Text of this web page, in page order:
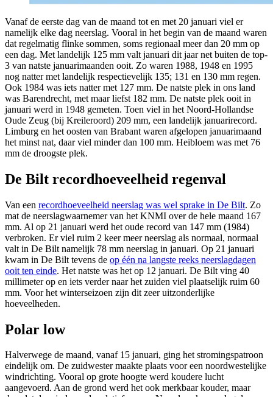
Vanaf de eerste dag van de maand tot en met 20 januari viel er
namelijk elke dag neerslag. Vooral in het begin van de maand waren
dat regelmatig flinke sommen, soms regionaal meer dan 20 mm op
een dag. Met landelijk 125 mm valt januari dit jaar net buiten de top-
3 van natste januarimaanden ooit. Zo waren 1988, 1948 en 1995
nog natter met landelijk respectievelijk 135; 131 en 130 mm regen.
Ook 1984 was iets natter met 127 mm. De natste plek in ons land
was Barendrecht, met maar liefst 182 mm. De natste plek ooit in
januari werd in 1948 gemeten. Toen viel in het Noord-Hollandse
Oude Zeug (bij Kreileroord) 209 mm, een landelijk januarirecord.
Limburg en het oosten van Brabant waren afgelopen januarimaand
het minst nat, daar viel minder dan 100 mm. Heibloem was met 76
mm de droogste plek.
De Bilt recordhoeveelheid regenval
Van een recordhoeveelheid neerslag was wel sprake in De Bilt. Zo
mat de neerslagwaarnemer van het KNMI over de hele maand 167
mm. Al op 21 januari werd het oude record van 147 mm (1984)
verbroken. Er viel ruim 2 keer meer neerslag als normaal, normaal
valt in De Bilt namelijk 78 mm neerslag in januari. Op 21 januari
kwam in De Bilt tevens de op één na langste reeks neerslagdagen
ooit ten einde. Het natste was het op 12 januari. De Bilt ving 40
millimeter op en iets verder naar het zuiden viel plaatselijk ruim 60
mm. Voor het winterseizoen zijn dit zeer uitzonderlijke
hoeveelheden.
Polar low
Halverwege de maand, vanaf 15 januari, ging het stromingspatroon
eindelijk om. De zuidwester maakte plaats voor een noordwestelijke
windrichting. Vooral op grote hoogte werd koudere lucht
aangevoerd. Aan de grond werd het ook merkbaar kouder, maar